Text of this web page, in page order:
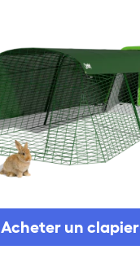
Acheter un clapier